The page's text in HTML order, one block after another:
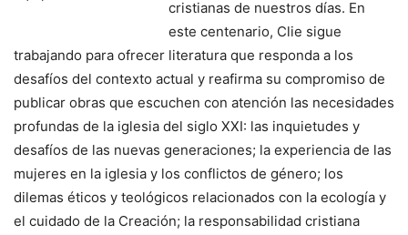
cristianas de nuestros días. En
este centenario, Clie sigue
trabajando para ofrecer literatura que responda a los
desafíos del contexto actual y reafirma su compromiso de
publicar obras que escuchen con atención las necesidades
profundas de la iglesia del siglo XXI: las inquietudes y
desafíos de las nuevas generaciones; la experiencia de las
mujeres en la iglesia y los conflictos de género; los
dilemas éticos y teológicos relacionados con la ecología y
el cuidado de la Creación; la responsabilidad cristiana